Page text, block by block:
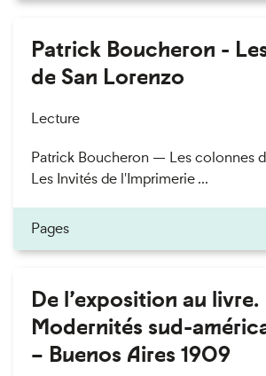
Patrick Boucheron -
de San Lorenzo
Lecture
Patrick Boucheron — Les colonnes
Les Invités de l'Imprimerie ...
Pages
De l’exposition au livre.
Modernités sud-
– Buenos Aires 1909